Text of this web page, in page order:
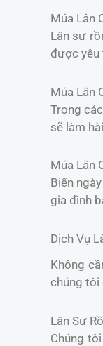
Múa Lân
Lân sư
được yêu
Múa Lân
Trong
sẽ làm
Múa Lân
Biến
gia đình
Dịch Vụ
Không
chúng tôi
Lân Sư
Chúng